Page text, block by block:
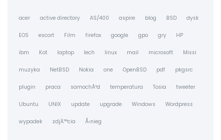
acer active directory AS/400 aspire blog BSD dysk
EOS escort Film firefox google gpo gry HP
ibm Kot laptop lech linux mail microsoft Missi
muzyka NetBSD Nokia one OpenBSD pdf pkgsrc
plugin praca samochÃ³d temperatura Tosia tweeter
Ubuntu UNIX update upgrade Windows Wordpress
wypadek zdjÄ™cia Å›nieg